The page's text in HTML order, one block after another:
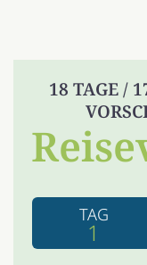
18 TAGE /
TAG
1